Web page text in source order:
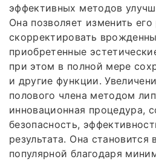
эффективных методов
Она позволяет изменить его
скорректировать
приобретенные
при этом в полной мере
и другие функции.
полового члена методом
инновационная процедура,
безопасность,
результата. Она становится
популярной благодаря